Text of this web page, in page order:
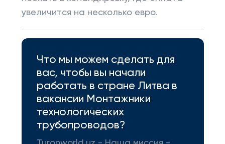
увеличится на несколько евро.
Что мы можем сделать для
вас, чтобы вы начали
работать в стране Литва в
вакансии Монтажники
технологических
трубопроводов?